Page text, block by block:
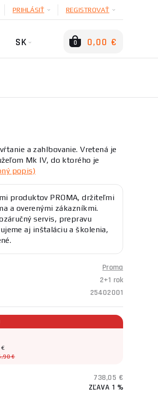
PRIHLÁSIŤ REGISTROVAŤ
SK 0 0,00 €
a zahlbovanie. Vretená je
Mk IV, do ktorého je
popis)
produktov PROMA, držiteľmi
a overenými zákazníkmi.
servis, prepravu
aj inštaláciu a školenia,
Proma
2+1 rok
25402001
€
738,05 €
ZĽAVA 1 %